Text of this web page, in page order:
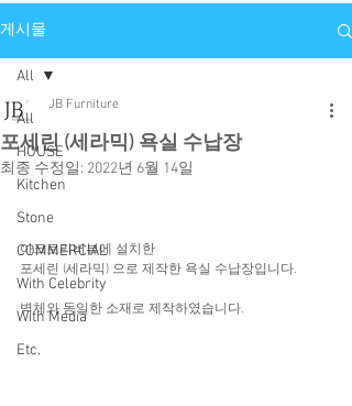
게시물
All
HOUSE
Kitchen
Stone
COMMERCIAL
With Celebrity
With Media
Etc.
All
포세린 (세라믹) 욕실 수납장
JB Furniture
최종 수정일: 2022년 6월 14일
아크로리버뷰에 설치한
포세린 (세라믹) 으로 제작한 욕실 수납장입니다.
벽체와 동일한 소재로 제작하였습니다.